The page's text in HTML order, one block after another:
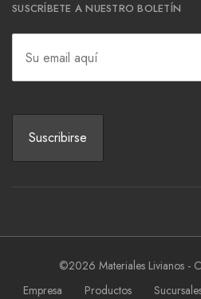
SUSCRÍBETE A NUESTRO BOLETÍN
©2026 Materiales Livianos -
Empresa
Productos